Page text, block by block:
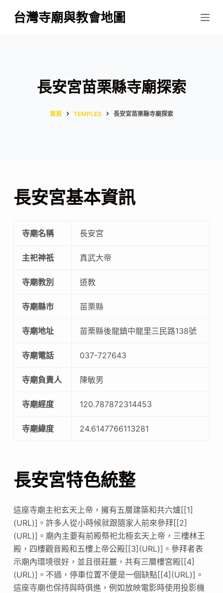
跳
至
台灣寺廟與教會地圖
長安宮苗栗縣寺廟探索
首頁 TEMPLES 長安宮苗栗縣寺廟探索
長安宮基本資訊
寺廟名稱 長安宮
主祀神祇 真武大帝
寺廟教別 道教
寺廟縣市 苗栗縣
寺廟地址 苗栗縣後龍鎮中龍里三民路138號
寺廟電話 037-727643
寺廟負責人 陳敏男
寺廟經度 120.787872314453
寺廟緯度 24.6147766113281
長安宮特色統整
這座寺廟主祀玄天上帝，擁有五層建築和共六爐[[1]
(URL)]。許多人從小時候就跟隨家人前來參拜[[2]
(URL)]。廟內主要有前殿祭祀北極玄天上帝，三樓林王
殿，四樓觀音殿和五樓上帝公殿[[3](URL)]。參拜者表
示廟內環境很好，並且很莊嚴，共有三層樓宮殿[[4]
(URL)]。不過，停車位置不便是一個缺點[[4](URL)]。
這座寺廟也保持與時俱進，例如放映電影時使用投影機